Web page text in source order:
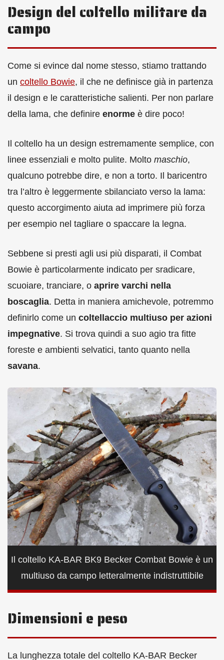
Design del coltello militare da
campo
Come si evince dal nome stesso, stiamo trattando
un coltello Bowie, il che ne definisce già in partenza
il design e le caratteristiche salienti. Per non parlare
della lama, che definire enorme è dire poco!
Il coltello ha un design estremamente semplice, con
linee essenziali e molto pulite. Molto maschio,
qualcuno potrebbe dire, e non a torto. Il baricentro
tra l’altro è leggermente sbilanciato verso la lama:
questo accorgimento aiuta ad imprimere più forza
per esempio nel tagliare o spaccare la legna.
Sebbene si presti agli usi più disparati, il Combat
Bowie è particolarmente indicato per sradicare,
scuoiare, tranciare, o aprire varchi nella
boscaglia. Detta in maniera amichevole, potremmo
definirlo come un coltellaccio multiuso per azioni
impegnative. Si trova quindi a suo agio tra fitte
foreste e ambienti selvatici, tanto quanto nella
savana.
Il coltello KA-BAR BK9 Becker Combat Bowie è un
multiuso da campo letteralmente indistruttibile
Dimensioni e peso
La lunghezza totale del coltello KA-BAR Becker